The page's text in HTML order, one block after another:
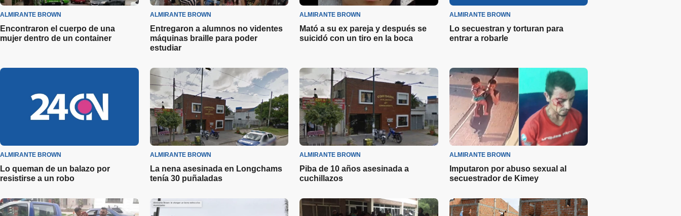
ALMIRANTE BROWN
Encontraron el cuerpo de una
mujer dentro de un container
ALMIRANTE BROWN
Entregaron a alumnos no videntes
máquinas braille para poder
estudiar
ALMIRANTE BROWN
Mató a su ex pareja y después se
suicidó con un tiro en la boca
ALMIRANTE BROWN
Lo secuestran y torturan para
entrar a robarle
ALMIRANTE BROWN
Lo queman de un balazo por
resistirse a un robo
ALMIRANTE BROWN
La nena asesinada en Longchams
tenía 30 puñaladas
ALMIRANTE BROWN
Piba de 10 años asesinada a
cuchillazos
ALMIRANTE BROWN
Imputaron por abuso sexual al
secuestrador de Kimey